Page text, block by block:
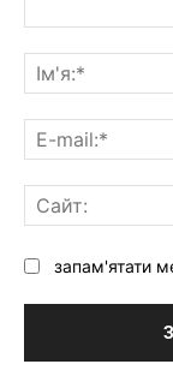
запам'ятати